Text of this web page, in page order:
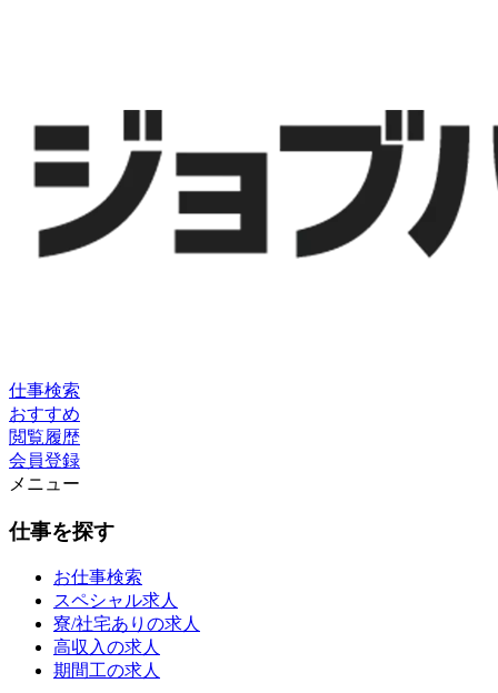
仕事検索
おすすめ
閲覧履歴
会員登録
メニュー
仕事を探す
お仕事検索
スペシャル求人
寮/社宅ありの求人
高収入の求人
期間工の求人